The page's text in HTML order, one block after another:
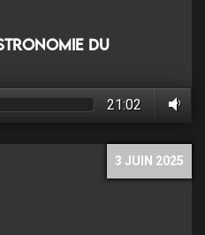
du
21:02
3 JUIN 2025